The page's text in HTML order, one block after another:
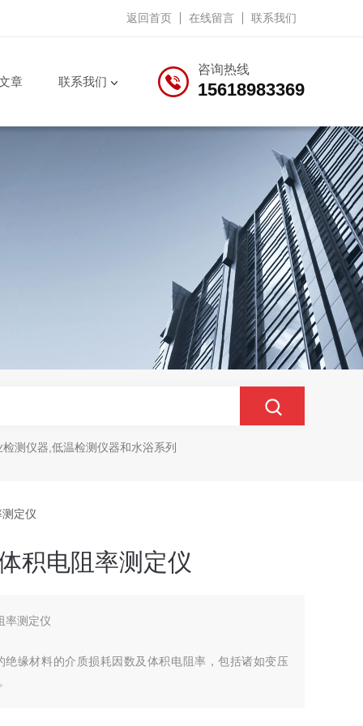
返回首页 在线留言 联系我们
咨询热线
15618983369
章 联系我们
测仪器,低温检测仪器和水浴系列
定仪
积电阻率测定仪
率测定仪
缘材料的介质损耗因数及体积电阻率，包括诸如变压